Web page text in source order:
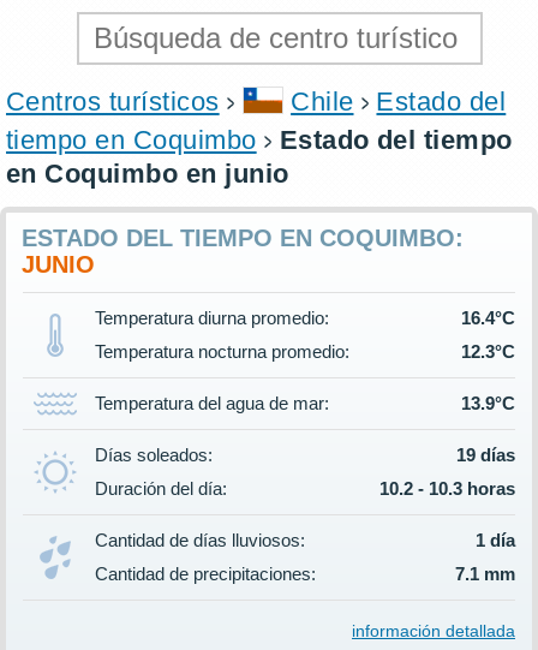
Centros turísticos Chile
Estado del
tiempo en Coquimbo
Estado del tiempo
en Coquimbo en junio
ESTADO DEL TIEMPO EN COQUIMBO:
JUNIO
Temperatura diurna promedio:
16.4°C
Temperatura nocturna promedio:
12.3°C
Temperatura del agua de mar: 13.9°C
Días soleados:
19 días
Duración del día:
10.2 - 10.3 horas
Cantidad de días lluviosos:
1 día
Cantidad de precipitaciones:
7.1 mm
información detallada